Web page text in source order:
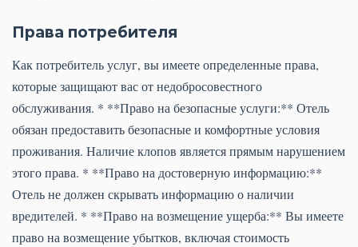
Права потребителя
Как потребитель услуг, вы имеете определенные права,
которые защищают вас от недобросовестного
обслуживания. * **Право на безопасные услуги:** Отель
обязан предоставить безопасные и комфортные условия
проживания. Наличие клопов является прямым нарушением
этого права. * **Право на достоверную информацию:**
Отель не должен скрывать информацию о наличии
вредителей. * **Право на возмещение ущерба:** Вы имеете
право на возмещение убытков, включая стоимость